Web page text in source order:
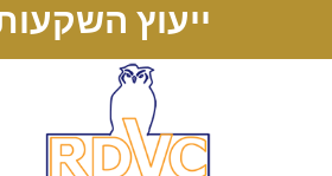
ייעוץ